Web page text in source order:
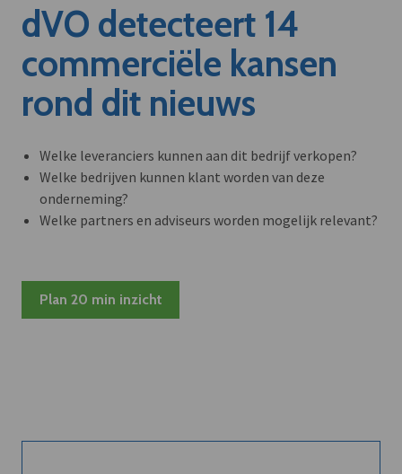
dVO detecteert 14
commerciële kansen
rond dit nieuws
Welke leveranciers kunnen aan dit bedrijf verkopen?
Welke bedrijven kunnen klant worden van deze
onderneming?
Welke partners en adviseurs worden mogelijk relevant?
Plan 20 min inzicht